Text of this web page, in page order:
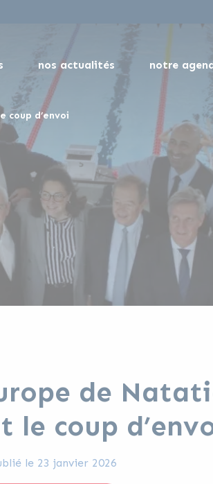
nos actualités notre
coup d’envoi
de
le coup
le 23 janvier 2026